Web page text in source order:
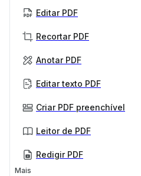
Editar PDF
Recortar PDF
Anotar PDF
Editar texto PDF
Criar PDF preenchível
Leitor de PDF
Redigir PDF
Mais